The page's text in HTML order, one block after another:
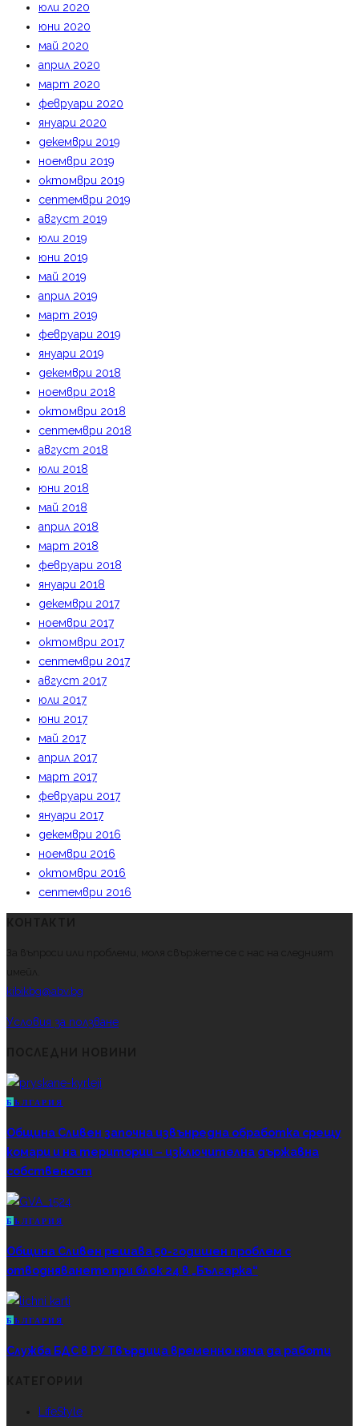
юли 2020
юни 2020
май 2020
април 2020
март 2020
февруари 2020
януари 2020
декември 2019
ноември 2019
октомври 2019
септември 2019
август 2019
юли 2019
юни 2019
май 2019
април 2019
март 2019
февруари 2019
януари 2019
декември 2018
ноември 2018
октомври 2018
септември 2018
август 2018
юли 2018
юни 2018
май 2018
април 2018
март 2018
февруари 2018
януари 2018
декември 2017
ноември 2017
октомври 2017
септември 2017
август 2017
юли 2017
юни 2017
май 2017
април 2017
март 2017
февруари 2017
януари 2017
декември 2016
ноември 2016
октомври 2016
септември 2016
За въпроси или проблеми, моля свържете се с нас на следният
имейл.
kibikbg@abv.bg
Условия за ползване
Б ЪЛГАРИЯ
Община Сливен започна извънредна обработка срещу
комари и на територии – изключителна държавна
собственост
Б ЪЛГАРИЯ
Община Сливен решава 50-годишен проблем с
отводняването при блок 24 в „Българка“
Б ЪЛГАРИЯ
Служба БДС в РУ Твърдица временно няма да работи
LifeStyle